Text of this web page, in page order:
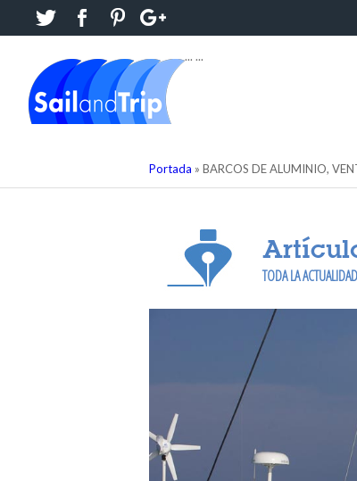
... ...
Portada » BARCOS DE ALUMINIO,
TODA LA